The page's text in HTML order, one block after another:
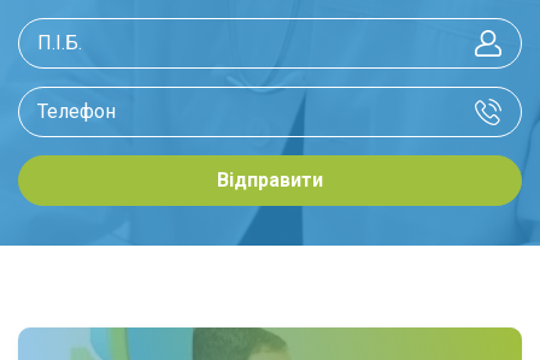
Відправити